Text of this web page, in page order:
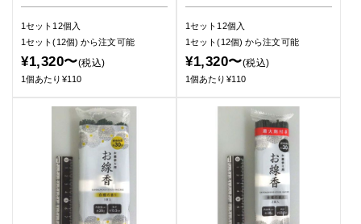
1セット12個入
1セット(12個)から注文可能
¥1,320〜(税込)
1個あたり¥110
1セット12個入
1セット(12個)から注文可能
¥1,320〜(税込)
1個あたり¥110